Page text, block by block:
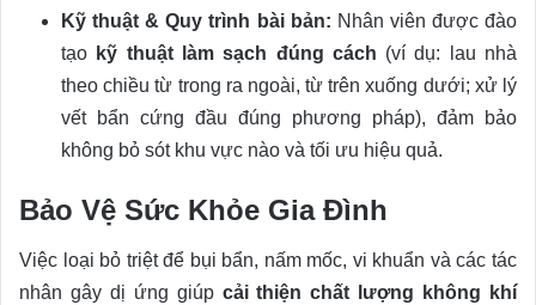
Kỹ thuật & Quy trình bài bản: Nhân viên được đào
tạo kỹ thuật làm sạch đúng cách (ví dụ: lau nhà
theo chiều từ trong ra ngoài, từ trên xuống dưới; xử lý
vết bẩn cứng đầu đúng phương pháp), đảm bảo
không bỏ sót khu vực nào và tối ưu hiệu quả.
Bảo Vệ Sức Khỏe Gia Đình
Việc loại bỏ triệt để bụi bẩn, nấm mốc, vi khuẩn và các tác
nhân gây dị ứng giúp cải thiện chất lượng không khí